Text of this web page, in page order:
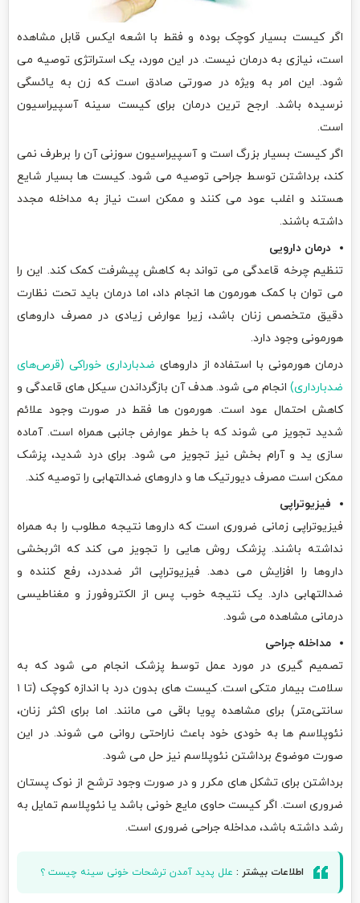
اگر کیست بسیار کوچک بوده و فقط با اشعه ایکس قابل مشاهده
است، نیازی به درمان نیست. در این مورد، یک استراتژی توصیه می
شود. این امر به ویژه در صورتی صادق است که زن به یائسگی
نرسیده باشد. ارجح ترین درمان برای کیست سینه آسپیراسیون
است.
اگر کیست بسیار بزرگ است و آسپیراسیون سوزنی آن را برطرف نمی
کند، برداشتن توسط جراحی توصیه می شود. کیست ها بسیار شایع
هستند و اغلب عود می کنند و ممکن است نیاز به مداخله مجدد
داشته باشند.
درمان دارویی
تنظیم چرخه قاعدگی می تواند به کاهش پیشرفت کمک کند. این را
می توان با کمک هورمون ها انجام داد، اما درمان باید تحت نظارت
دقیق متخصص زنان باشد، زیرا عوارض زیادی در مصرف داروهای
هورمونی وجود دارد.
درمان هورمونی با استفاده از داروهای ضدبارداری خوراکی (قرص‌های
ضدبارداری) انجام می شود. هدف آن بازگرداندن سیکل های قاعدگی و
کاهش احتمال عود است. هورمون ها فقط در صورت وجود علائم
شدید تجویز می شوند که با خطر عوارض جانبی همراه است. آماده
سازی ید و آرام بخش نیز تجویز می شود. برای درد شدید، پزشک
ممکن است مصرف دیورتیک ها و داروهای ضدالتهابی را توصیه کند.
فیزیوتراپی
فیزیوتراپی زمانی ضروری است که داروها نتیجه مطلوب را به همراه
نداشته باشند. پزشک روش هایی را تجویز می کند که اثربخشی
داروها را افزایش می دهد. فیزیوتراپی اثر ضددرد، رفع کننده و
ضدالتهابی دارد. یک نتیجه خوب پس از الکتروفورز و مغناطیسی
درمانی مشاهده می شود.
مداخله جراحی
تصمیم گیری در مورد عمل توسط پزشک انجام می شود که به
سلامت بیمار متکی است. کیست های بدون درد با اندازه کوچک (تا ۱
سانتی‌متر) برای مشاهده پویا باقی می مانند. اما برای اکثر زنان،
نئوپلاسم ها به خودی خود باعث ناراحتی روانی می شوند. در این
صورت موضوع برداشتن نئوپلاسم نیز حل می شود.
برداشتن برای تشکل های مکرر و در صورت وجود ترشح از نوک پستان
ضروری است. اگر کیست حاوی مایع خونی باشد یا نئوپلاسم تمایل به
رشد داشته باشد، مداخله جراحی ضروری است.
اطلاعات بیشتر : علل پدید آمدن ترشحات خونی سینه چیست ؟